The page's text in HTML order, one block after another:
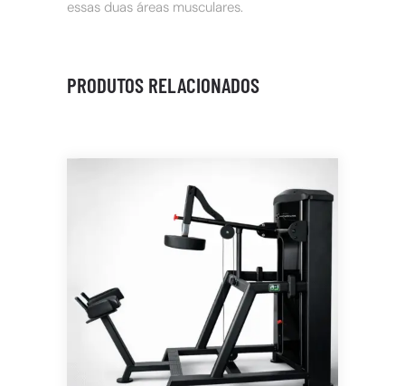
essas duas áreas musculares.
PRODUTOS RELACIONADOS